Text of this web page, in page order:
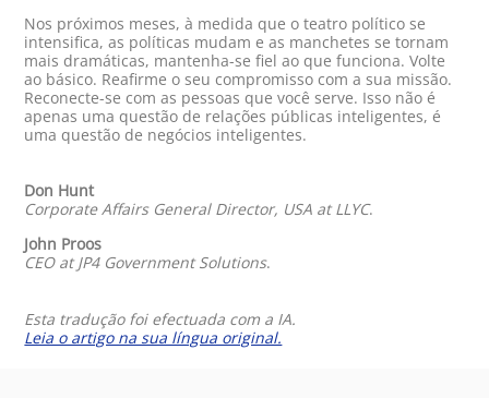
Nos próximos meses, à medida que o teatro político se
intensifica, as políticas mudam e as manchetes se tornam
mais dramáticas, mantenha-se fiel ao que funciona. Volte
ao básico. Reafirme o seu compromisso com a sua missão.
Reconecte-se com as pessoas que você serve. Isso não é
apenas uma questão de relações públicas inteligentes, é
uma questão de negócios inteligentes.
Don Hunt
Corporate Affairs General Director, USA at LLYC.
John Proos
CEO at JP4 Government Solutions.
Esta tradução foi efectuada com a IA.
Leia o artigo na sua língua original.